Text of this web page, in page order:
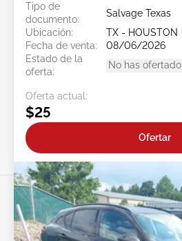
Tipo de
documento:
Salvage Texas
Ubicación:
TX - HOUSTON
Fecha de venta:
08/06/2026
Estado de la
oferta:
No has ofertado
Oferta actual:
$25
Ofertar